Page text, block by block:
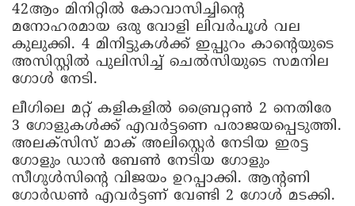
42ആം മിനിറ്റിൽ കോവാസിച്ചിന്റെ
മനോഹരമായ ഒരു വോളി ലിവർപൂൾ വല
കുലുക്കി. 4 മിനിട്ടുകൾക്ക് ഇപ്പുറം കാന്റെയുടെ
അസിസ്റ്റിൽ പുലിസിച്ച് ചെൽസിയുടെ സമനില
ഗോൾ നേടി.
ലീഗിലെ മറ്റ് കളികളിൽ ബ്രൈറ്റൺ 2 നെതിരേ
3 ഗോളുകൾക്ക് എവർട്ടണെ പരാജയപ്പെടുത്തി.
അലക്സിസ് മാക് അലിസ്റ്റെർ നേടിയ ഇരട്ട
ഗോളും ഡാൻ ബേൺ നേടിയ ഗോളും
സീഗുൾസിന്റെ വിജയം ഉറപ്പാക്കി. ആന്റണി
ഗോർഡൺ എവർട്ടണ് വേണ്ടി 2 ഗോൾ മടക്കി.